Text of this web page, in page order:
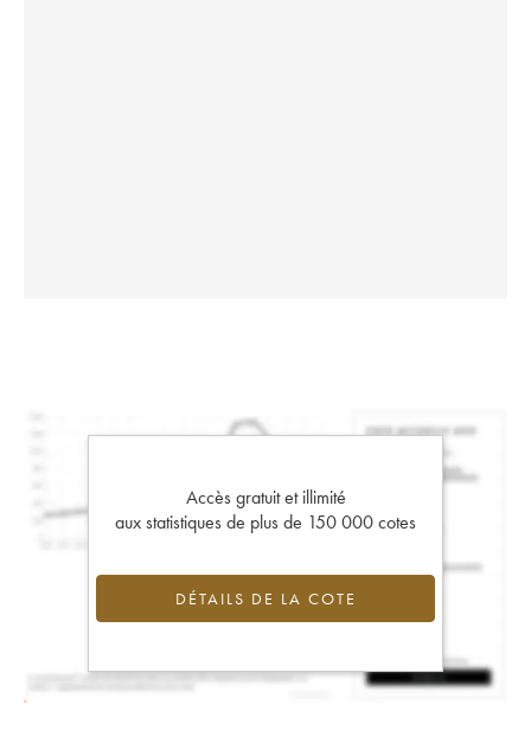
Accès gratuit et illimité
aux statistiques de plus de 150 000 cotes
DÉTAILS DE LA COTE